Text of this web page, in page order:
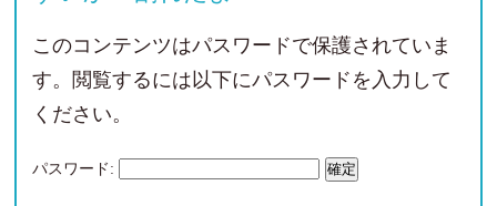
このコンテンツはパスワードで保護されていま
す。閲覧するには以下にパスワードを入力して
ください。
パスワード: